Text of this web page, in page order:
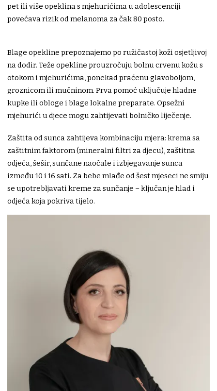
pet ili više opeklina s mjehurićima u adolescenciji
povećava rizik od melanoma za čak 80 posto.
Blage opekline prepoznajemo po ružičastoj koži osjetljivoj
na dodir. Teže opekline prouzročuju bolnu crvenu kožu s
otokom i mjehurićima, ponekad praćenu glavoboljom,
groznicom ili mučninom. Prva pomoć uključuje hladne
kupke ili obloge i blage lokalne preparate. Opsežni
mjehurići u djece mogu zahtijevati bolničko liječenje.
Zaštita od sunca zahtijeva kombinaciju mjera: krema sa
zaštitnim faktorom (mineralni filtri za djecu), zaštitna
odjeća, šešir, sunčane naočale i izbjegavanje sunca
između 10 i 16 sati. Za bebe mlađe od šest mjeseci ne smiju
se upotrebljavati kreme za sunčanje – ključan je hlad i
odjeća koja pokriva tijelo.